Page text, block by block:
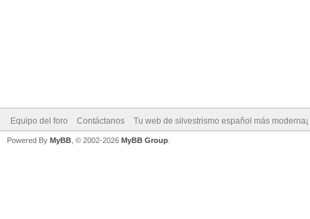
Equipo del foro Contáctanos Tu web de silvestrismo español más moderna¡
Powered By MyBB , © 2002-2026 MyBB Group